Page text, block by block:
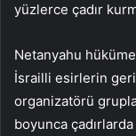
yüzlerce çadır
Netanyahu
İsrailli esirlerin
organizatörü
boyunca